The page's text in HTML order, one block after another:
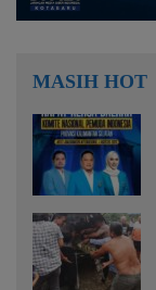
MASIH HOT